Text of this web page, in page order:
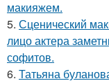
макияжем.
5. Сценический
лицо актера
софитов.
6. Татьяна